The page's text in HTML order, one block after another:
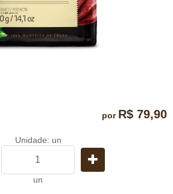
por R$ 79,90
Unidade: un
un